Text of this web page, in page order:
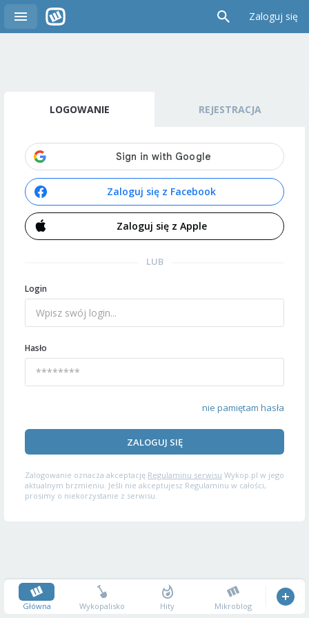
Zaloguj się
LOGOWANIE REJESTRACJA
Zaloguj się z Facebook
Zaloguj się z Apple
LUB
Login
Hasło
nie pamiętam hasła
ZALOGUJ SIĘ
Zalogowanie oznacza akceptację Regulaminu serwisu Wykop.pl w jego
aktualnym brzmieniu. Jeśli nie akceptujesz Regulaminu w całości,
prosimy o niekorzystanie z serwisu.
Główna Wykopalisko Hity Mikroblog